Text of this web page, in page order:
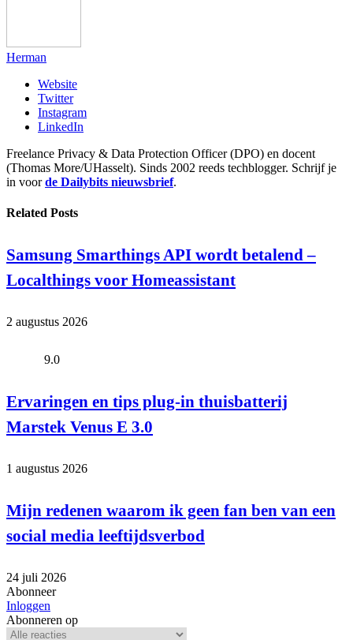
Herman
Website
Twitter
Instagram
LinkedIn
Freelance Privacy & Data Protection Officer (DPO) en docent
(Thomas More/UHasselt). Sinds 2002 reeds techblogger. Schrijf je
in voorde Dailybits nieuwsbrief.
Related Posts
Samsung Smarthings API wordt betalend –
Localthings voor Homeassistant
2 augustus 2026
9.0
Ervaringen en tips plug-in thuisbatterij
Marstek Venus E 3.0
1 augustus 2026
Mijn redenen waarom ik geen fan ben van een
social media leeftijdsverbod
24 juli 2026
Abonneer
Inloggen
Abonneren op